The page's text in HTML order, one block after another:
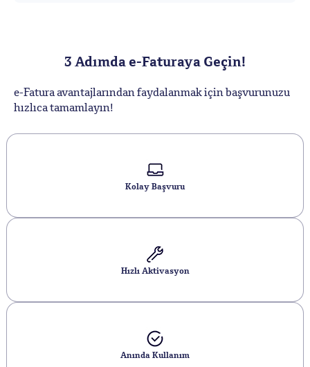
3 Adımda e-Faturaya Geçin!
e-Fatura avantajlarından faydalanmak için başvurunuzu
hızlıca tamamlayın!
Kolay Başvuru
Hızlı Aktivasyon
Anında Kullanım